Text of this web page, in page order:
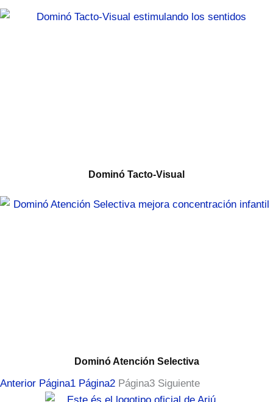
Dominó Tacto‑Visual
Dominó Atención Selectiva
Anterior Página1 Página2 Página3 Siguiente